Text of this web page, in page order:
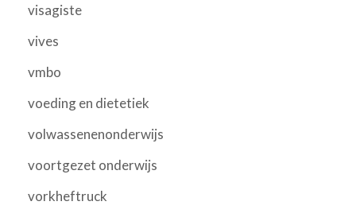
visagiste
vives
vmbo
voeding en dietetiek
volwassenenonderwijs
voortgezet onderwijs
vorkheftruck